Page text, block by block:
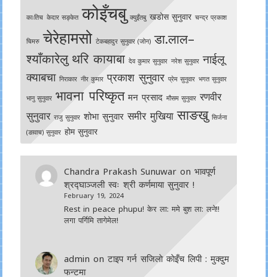
काःतिच केदार सङ्केत कोइँचबु क्युइँतबु खडोस सुनुवार चन्द्र प्रकाश
चिमरु चेरेहामसो टेकबहादुर सुनुवार (जोन) डा.लाल–
श्याँकारेलु थरि कायाबा देव कुमार सुनुवार नरेश सुनुवार नाईलू
क्याबचा निराकार नीर कुमार प्रकाश सुनुवार प्रेम सुनुवार भगत सुनुवार
भानु सुनुवार भावना परिष्कृत मन प्रसाद मौसम सुनुवार रणवीर
सुनुवार राजु सुनुवार शोभा सुनुवार समीर मुखिया साङखु सिर्जना
(ङावाच) सुनुवार होम सुनुवार
Chandra Prakash Sunuwar onभावपूर्ण
श्रद्घाञ्जली स्वः श्री कर्णमाया सुनुवार !
February 19, 2024
Rest in peace phupu! केर ला: ममे बुश ला: लने!!
लगा पर्गिमि तागेमेल!
admin onटाइप गर्न सजिलाे काेइँच लिपी : मुक्दुम
फन्टमा